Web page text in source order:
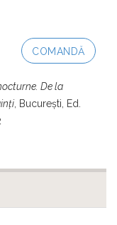
COMANDĂ
De la
, București, Ed.